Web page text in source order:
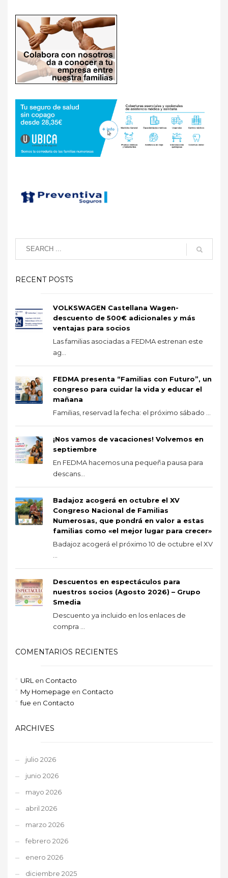
RECENT POSTS
VOLKSWAGEN Castellana Wagen-
descuento de 500€ adicionales y más
ventajas para socios
Las familias asociadas a FEDMA estrenan este
ag...
FEDMA presenta “Familias con Futuro”, un
congreso para cuidar la vida y educar el
mañana
Familias, reservad la fecha: el próximo sábado ...
¡Nos vamos de vacaciones! Volvemos en
septiembre
En FEDMA hacemos una pequeña pausa para
descans...
Badajoz acogerá en octubre el XV
Congreso Nacional de Familias
Numerosas, que pondrá en valor a estas
familias como «el mejor lugar para crecer»
Badajoz acogerá el próximo 10 de octubre el XV
Descuentos en espectáculos para
nuestros socios (Agosto 2026) – Grupo
Smedia
Descuento ya incluido en los enlaces de
compra ...
COMENTARIOS RECIENTES
URL en Contacto
My Homepage en Contacto
fue en Contacto
ARCHIVES
julio 2026
junio 2026
mayo 2026
abril 2026
marzo 2026
febrero 2026
enero 2026
diciembre 2025